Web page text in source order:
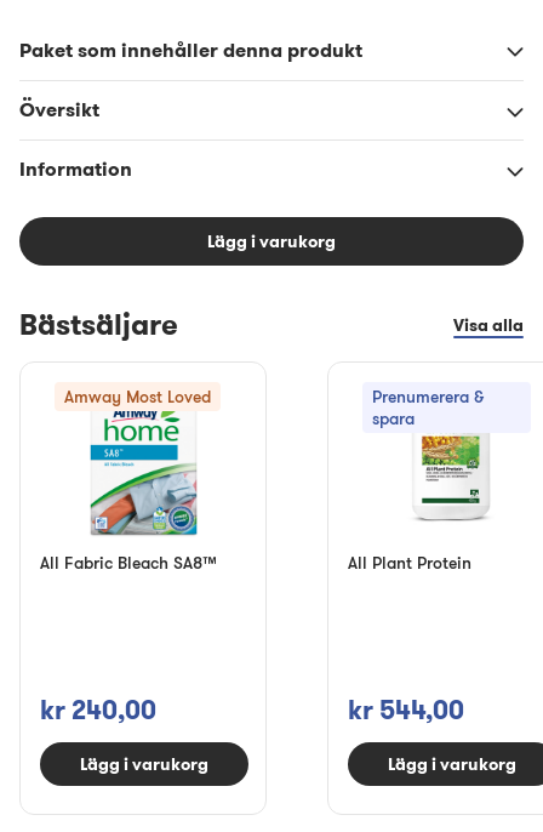
Paket som innehåller denna produkt
Översikt
Information
Lägg i varukorg
Bästsäljare Visa alla
Amway Most Loved
All Fabric Bleach SA8™
kr 240,00
Lägg i varukorg
Prenumerera &
spara
All Plant Protein
kr 544,00
Lägg i varukorg